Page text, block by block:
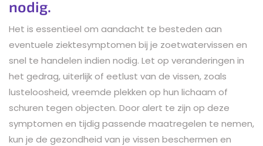
nodig.
Het is essentieel om aandacht te besteden aan
eventuele ziektesymptomen bij je zoetwatervissen en
snel te handelen indien nodig. Let op veranderingen in
het gedrag, uiterlijk of eetlust van de vissen, zoals
lusteloosheid, vreemde plekken op hun lichaam of
schuren tegen objecten. Door alert te zijn op deze
symptomen en tijdig passende maatregelen te nemen,
kun je de gezondheid van je vissen beschermen en